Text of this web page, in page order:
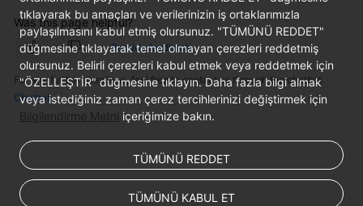
Was this page helpful?
Provide feedback
For any further questions, feel free to contact us through the chatbot.
Chatbot
tıklayarak bu amaçları ve verilerinizin iş ortaklarımızla
paylaşılmasını kabul etmiş olursunuz. "TÜMÜNÜ REDDET"
düğmesine tıklayarak temel olmayan çerezleri reddetmiş
olursunuz. Belirli çerezleri kabul etmek veya reddetmek için
"ÖZELLEŞTİR" düğmesine tıklayın. Daha fazla bilgi almak
veya istediğiniz zaman çerez tercihlerinizi değiştirmek için
Bilgilendirme Metni içeriğimize bakın.
TÜMÜNÜ REDDET
TÜMÜNÜ KABUL ET